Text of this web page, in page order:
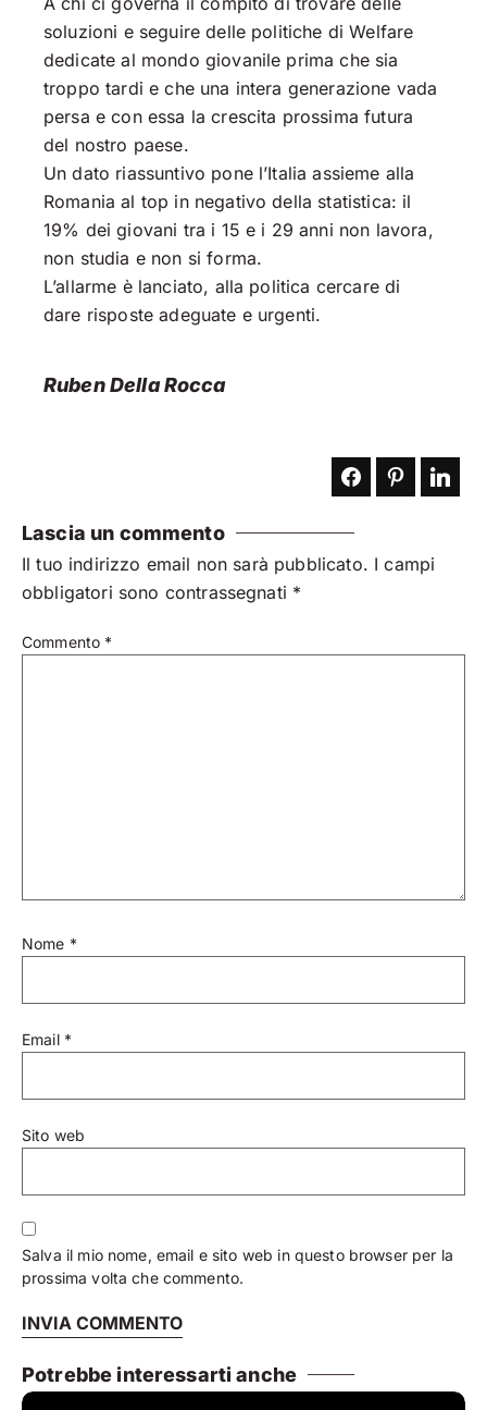
soluzioni e seguire delle politiche di Welfare
dedicate al mondo giovanile prima che sia
troppo tardi e che una intera generazione vada
persa e con essa la crescita prossima futura
del nostro paese.
Un dato riassuntivo pone l’Italia assieme alla
Romania al top in negativo della statistica: il
19% dei giovani tra i 15 e i 29 anni non lavora,
non studia e non si forma.
L’allarme è lanciato, alla politica cercare di
dare risposte adeguate e urgenti.
Ruben Della Rocca
Lascia un commento
Il tuo indirizzo email non sarà pubblicato. I campi
obbligatori sono contrassegnati *
Commento *
Nome *
Email *
Sito web
Salva il mio nome, email e sito web in questo browser per la
prossima volta che commento.
Potrebbe interessarti anche